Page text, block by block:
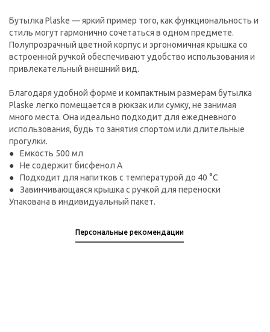
Бутылка Plaske — яркий пример того, как функциональность и
стиль могут гармонично сочетаться в одном предмете.
Полупрозрачный цветной корпус и эргономичная крышка со
встроенной ручкой обеспечивают удобство использования и
привлекательный внешний вид.
Благодаря удобной форме и компактным размерам бутылка
Plaske легко помещается в рюкзак или сумку, не занимая
много места. Она идеально подходит для ежедневного
использования, будь то занятия спортом или длительные
прогулки.
Емкость 500 мл
Не содержит бисфенол А
Подходит для напитков с температурой до 40 °C
Завинчивающаяся крышка с ручкой для переноски
Упакована в индивидуальный пакет.
Персональные рекомендации